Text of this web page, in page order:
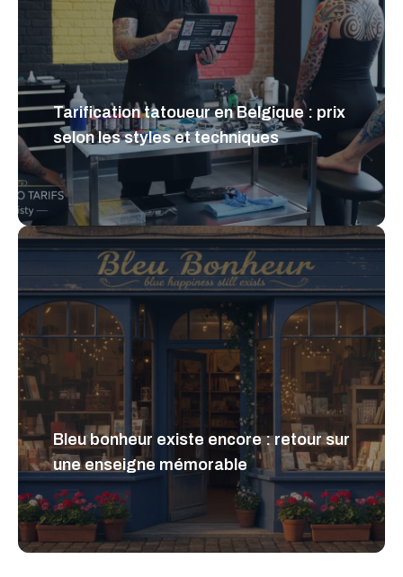
Tarification tatoueur en Belgique : prix
selon les styles et techniques
Bleu bonheur existe encore : retour sur
une enseigne mémorable